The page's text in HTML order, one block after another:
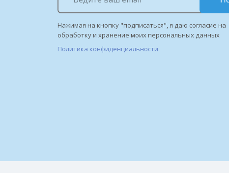
Нажимая на кнопку "подписаться", я даю согласие на
обработку и хранение моих персональных данных
Политика конфиденциальности